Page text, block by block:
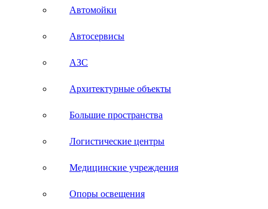
Автомойки
Автосервисы
АЗС
Архитектурные объекты
Большие пространства
Логистические центры
Медицинские учреждения
Опоры освещения